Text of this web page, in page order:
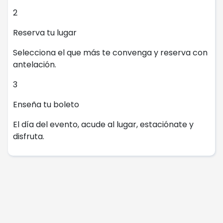
2
Reserva tu lugar
Selecciona el que más te convenga y reserva con
antelación.
3
Enseña tu boleto
El día del evento, acude al lugar, estaciónate y
disfruta.